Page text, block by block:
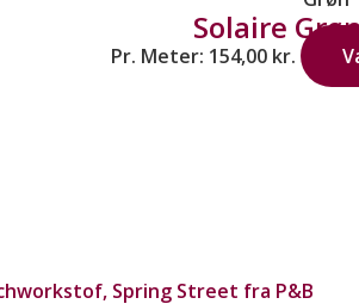
Solaire
Pr. Meter: 154,00 kr.